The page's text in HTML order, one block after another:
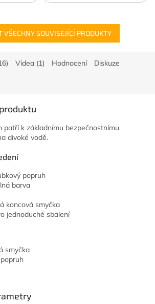
VŠECHNY SOUVISEJÍCÍ PRODUKTY
Videa (1) Hodnocení Diskuze
patří k základnímu bezpečnostnímu
divoké vodě.
popruh
barva
koncová smyčka
jednoduché sbalení
smyčka